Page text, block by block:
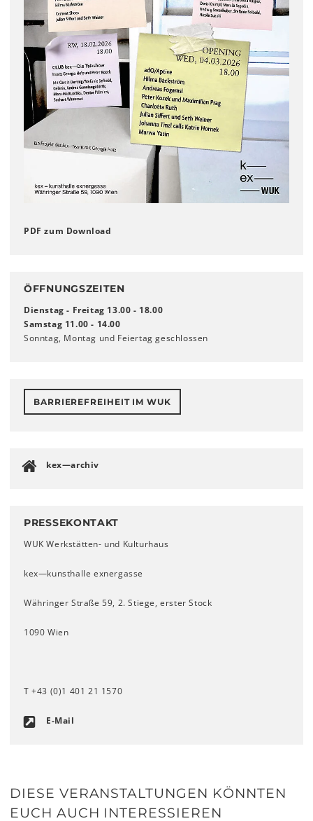
PDF zum Download
ÖFFNUNGSZEITEN
Dienstag - Freitag 13.00 - 18.00
Samstag 11.00 - 14.00
Sonntag, Montag und Feiertag geschlossen
BARRIEREFREIHEIT IM WUK
kex—archiv
PRESSEKONTAKT
WUK Werkstätten- und Kulturhaus
kex—kunsthalle exnergasse
Währinger Straße 59, 2. Stiege, erster Stock
1090 Wien
T +43 (0)1 401 21 1570
E-Mail
DIESE VERANSTALTUNGEN KÖNNTEN
EUCH AUCH INTERESSIEREN